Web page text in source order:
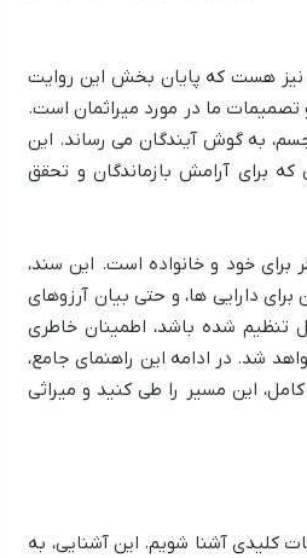
نیز هست که پایان بخش این روایت
تصمیمات ما در مورد میراثمان است.
به گوش آیندگان می رساند. این
برای آرامش بازماندگان و تحقق
خود و خانواده است. این سند،
دارایی ها، و حتی بیان آرزوهای
شده باشد، اطمینان خاطری
شد. در ادامه این راهنمای جامع،
این مسیر را طی کنید و میراثی
کلیدی آشنا شویم. این آشنایی، به